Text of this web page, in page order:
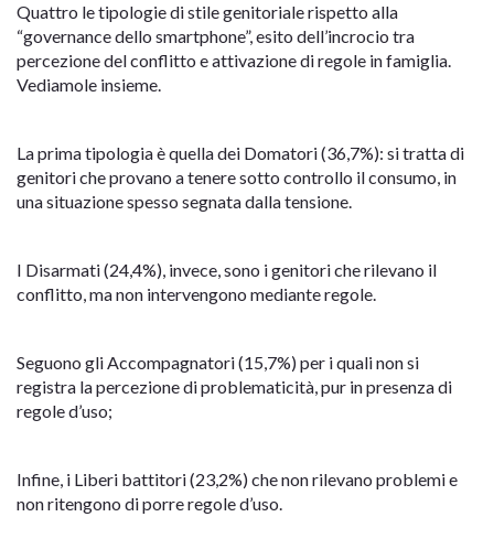
Quattro le tipologie di stile genitoriale rispetto alla
“governance dello smartphone”, esito dell’incrocio tra
percezione del conflitto e attivazione di regole in famiglia.
Vediamole insieme.
La prima tipologia è quella dei Domatori (36,7%): si tratta di
genitori che provano a tenere sotto controllo il consumo, in
una situazione spesso segnata dalla tensione.
I Disarmati (24,4%), invece, sono i genitori che rilevano il
conflitto, ma non intervengono mediante regole.
Seguono gli Accompagnatori (15,7%) per i quali non si
registra la percezione di problematicità, pur in presenza di
regole d’uso;
Infine, i Liberi battitori (23,2%) che non rilevano problemi e
non ritengono di porre regole d’uso.